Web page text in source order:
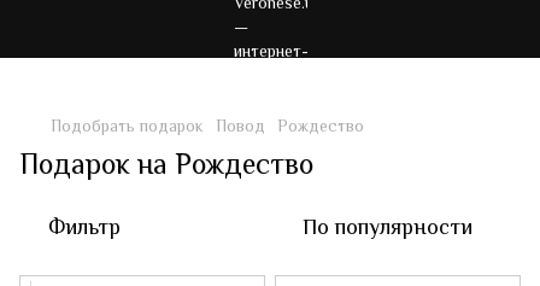
Подобрать подарок Повод Рождество
Подарок на Рождество
Фильтр По популярности